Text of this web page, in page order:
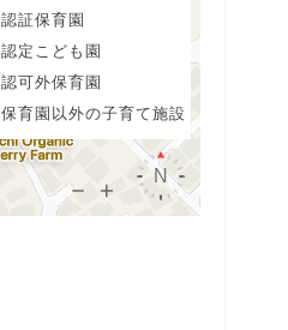
認証保育園
認定こども園
認可外保育園
保育園以外の子育て施設